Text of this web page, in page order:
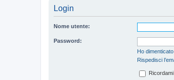
Login
Nome utente:
Password:
Ho
Rispedisci
Ricordami